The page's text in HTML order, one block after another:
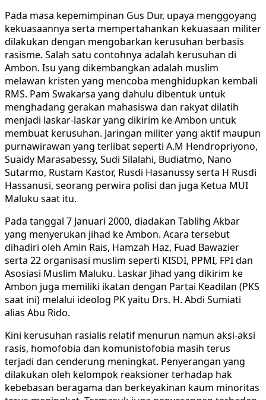
Pada masa kepemimpinan Gus Dur, upaya menggoyang
kekuasaannya serta mempertahankan kekuasaan militer
dilakukan dengan mengobarkan kerusuhan berbasis
rasisme. Salah satu contohnya adalah kerusuhan di
Ambon. Isu yang dikembangkan adalah muslim
melawan kristen yang mencoba menghidupkan kembali
RMS. Pam Swakarsa yang dahulu dibentuk untuk
menghadang gerakan mahasiswa dan rakyat dilatih
menjadi laskar-laskar yang dikirim ke Ambon untuk
membuat kerusuhan. Jaringan militer yang aktif maupun
purnawirawan yang terlibat seperti A.M Hendropriyono,
Suaidy Marasabessy, Sudi Silalahi, Budiatmo, Nano
Sutarmo, Rustam Kastor, Rusdi Hasanussy serta H Rusdi
Hassanusi, seorang perwira polisi dan juga Ketua MUI
Maluku saat itu.
Pada tanggal 7 Januari 2000, diadakan Tablihg Akbar
yang menyerukan jihad ke Ambon. Acara tersebut
dihadiri oleh Amin Rais, Hamzah Haz, Fuad Bawazier
serta 22 organisasi muslim seperti KISDI, PPMI, FPI dan
Asosiasi Muslim Maluku. Laskar Jihad yang dikirim ke
Ambon juga memiliki ikatan dengan Partai Keadilan (PKS
saat ini) melalui ideolog PK yaitu Drs. H. Abdi Sumiati
alias Abu Rido.
Kini kerusuhan rasialis relatif menurun namun aksi-aksi
rasis, homofobia dan komunistofobia masih terus
terjadi dan cenderung meningkat. Penyerangan yang
dilakukan oleh kelompok reaksioner terhadap hak
kebebasan beragama dan berkeyakinan kaum minoritas